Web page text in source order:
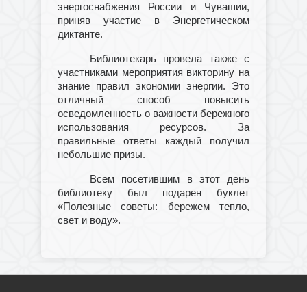
энергоснабжения России и Чувашии,
приняв участие в Энергетическом
диктанте.
Библиотекарь провела также с
участниками мероприятия викторину на
знание правил экономии энергии. Это
отличный способ повысить
осведомленность о важности бережного
использования ресурсов. За
правильные ответы каждый получил
небольшие призы.
Всем посетившим в этот день
библиотеку был подарен буклет
«Полезные советы: бережем тепло,
свет и воду».